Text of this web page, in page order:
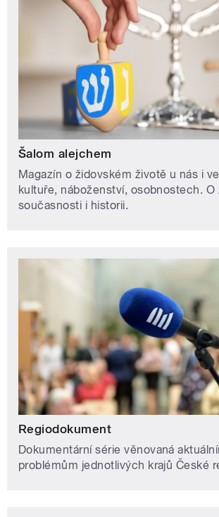
Šalom alejchem
Magazín o židovském životě u nás i
kultuře, náboženství, osobnostech. O
současnosti i historii.
Regiodokument
Dokumentární série věnovaná
problémům jednotlivých krajů České